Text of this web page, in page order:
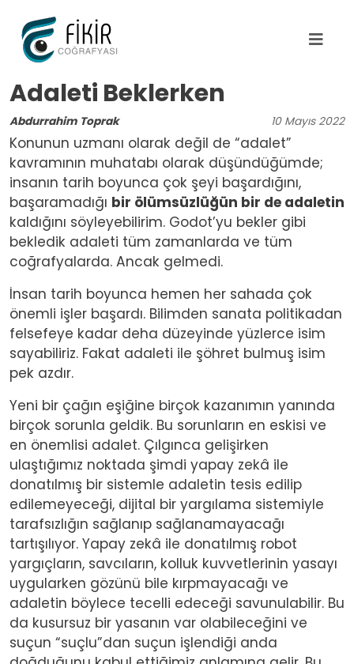
Adaleti Beklerken
Abdurrahim Toprak 10 Mayıs 2022
Konunun uzmanı olarak değil de “adalet”
kavramının muhatabı olarak düşündüğümde;
insanın tarih boyunca çok şeyi başardığını,
başaramadığı bir ölümsüzlüğün bir de adaletin
kaldığını söyleyebilirim. Godot’yu bekler gibi
bekledik adaleti tüm zamanlarda ve tüm
coğrafyalarda. Ancak gelmedi.
İnsan tarih boyunca hemen her sahada çok
önemli işler başardı. Bilimden sanata politikadan
felsefeye kadar deha düzeyinde yüzlerce isim
sayabiliriz. Fakat adaleti ile şöhret bulmuş isim
pek azdır.
Yeni bir çağın eşiğine birçok kazanımın yanında
birçok sorunla geldik. Bu sorunların en eskisi ve
en önemlisi adalet. Çılgınca gelişirken
ulaştığımız noktada şimdi yapay zekâ ile
donatılmış bir sistemle adaletin tesis edilip
edilemeyeceği, dijital bir yargılama sistemiyle
tarafsızlığın sağlanıp sağlanamayacağı
tartışılıyor. Yapay zekâ ile donatılmış robot
yargıçların, savcıların, kolluk kuvvetlerinin yasayı
uygularken gözünü bile kırpmayacağı ve
adaletin böylece tecelli edeceği savunulabilir. Bu
da kusursuz bir yasanın var olabileceğini ve
suçun “suçlu”dan suçun işlendiği anda